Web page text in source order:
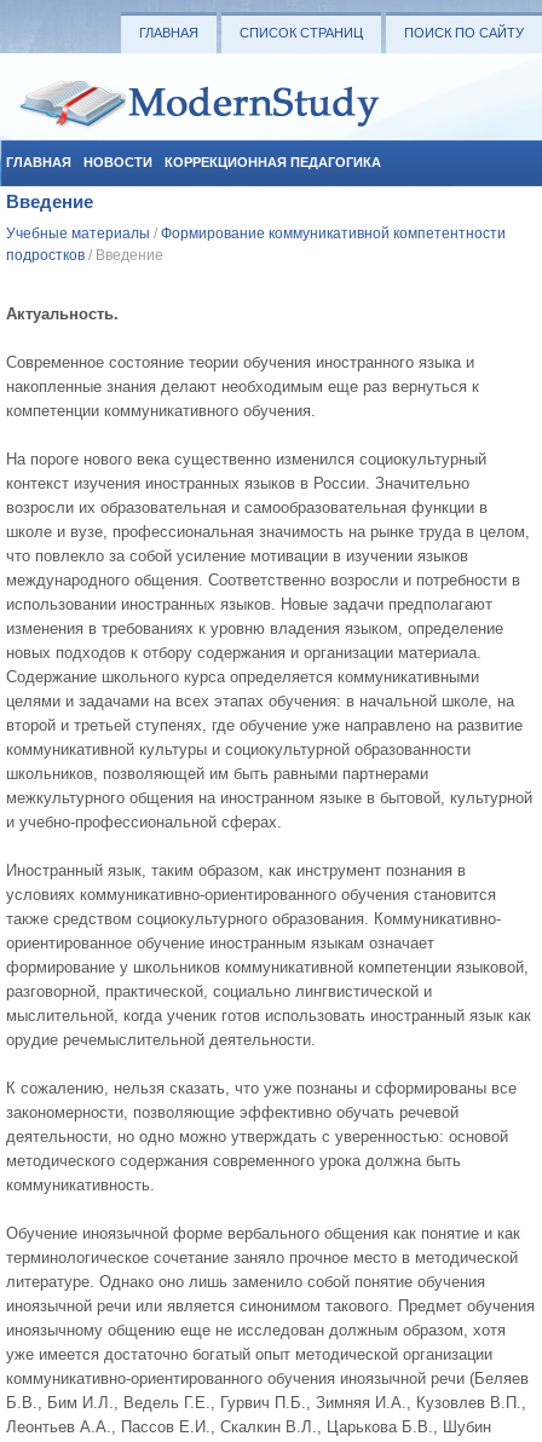
ГЛАВНАЯ СПИСОК СТРАНИЦ ПОИСК ПО САЙТУ
ГЛАВНАЯ НОВОСТИ КОРРЕКЦИОННАЯ ПЕДАГОГИКА
СОЦИАЛЬНАЯ ПЕДАГОГИКА
Введение
Учебные материалы / Формирование коммуникативной компетентности
подростков / Введение
Актуальность.
Современное состояние теории обучения иностранного языка и
накопленные знания делают необходимым еще раз вернуться к
компетенции коммуникативного обучения.
На пороге нового века существенно изменился социокультурный
контекст изучения иностранных языков в России. Значительно
возросли их образовательная и самообразовательная функции в
школе и вузе, профессиональная значимость на рынке труда в целом,
что повлекло за собой усиление мотивации в изучении языков
международного общения. Соответственно возросли и потребности в
использовании иностранных языков. Новые задачи предполагают
изменения в требованиях к уровню владения языком, определение
новых подходов к отбору содержания и организации материала.
Содержание школьного курса определяется коммуникативными
целями и задачами на всех этапах обучения: в начальной школе, на
второй и третьей ступенях, где обучение уже направлено на развитие
коммуникативной культуры и социокультурной образованности
школьников, позволяющей им быть равными партнерами
межкультурного общения на иностранном языке в бытовой, культурной
и учебно-профессиональной сферах.
Иностранный язык, таким образом, как инструмент познания в
условиях коммуникативно-ориентированного обучения становится
также средством социокультурного образования. Коммуникативно-
ориентированное обучение иностранным языкам означает
формирование у школьников коммуникативной компетенции языковой,
разговорной, практической, социально лингвистической и
мыслительной, когда ученик готов использовать иностранный язык как
орудие речемыслительной деятельности.
К сожалению, нельзя сказать, что уже познаны и сформированы все
закономерности, позволяющие эффективно обучать речевой
деятельности, но одно можно утверждать с уверенностью: основой
методического содержания современного урока должна быть
коммуникативность.
Обучение иноязычной форме вербального общения как понятие и как
терминологическое сочетание заняло прочное место в методической
литературе. Однако оно лишь заменило собой понятие обучения
иноязычной речи или является синонимом такового. Предмет обучения
иноязычному общению еще не исследован должным образом, хотя
уже имеется достаточно богатый опыт методической организации
коммуникативно-ориентированного обучения иноязычной речи (Беляев
Б.В., Бим И.Л., Ведель Г.Е., Гурвич П.Б., Зимняя И.А., Кузовлев В.П.,
Леонтьев А.А., Пассов Е.И., Скалкин В.Л., Царькова Б.В., Шубин